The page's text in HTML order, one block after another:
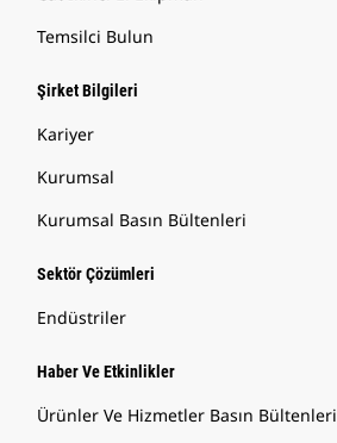
Temsilci Bulun
Şirket Bilgileri
Kariyer
Kurumsal
Kurumsal Basın Bültenleri
Sektör Çözümleri
Endüstriler
Haber Ve Etkinlikler
Ürünler Ve Hizmetler Basın Bültenleri